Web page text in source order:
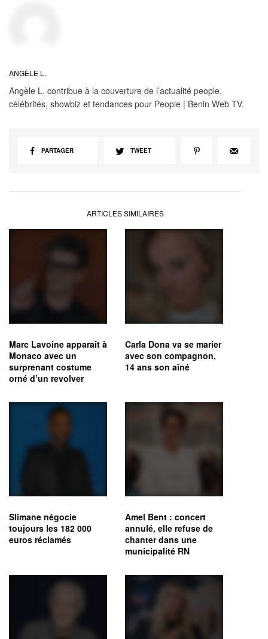
ANGÈLE L.
Angèle L. contribue à la couverture de l’actualité people,
célébrités, showbiz et tendances pour People | Benin Web TV.
PARTAGER TWEET
ARTICLES SIMILAIRES
Marc Lavoine apparaît à
Monaco avec un
surprenant costume
orné d’un revolver
Carla Dona va se marier
avec son compagnon,
14 ans son aîné
Slimane négocie
toujours les 182 000
euros réclamés
Amel Bent : concert
annulé, elle refuse de
chanter dans une
municipalité RN